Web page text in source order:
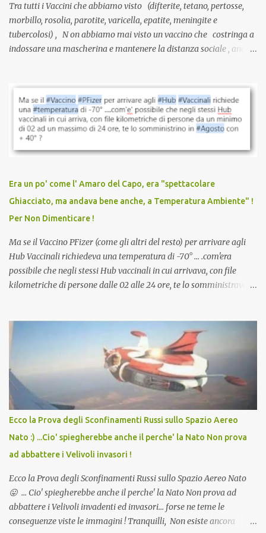
Tra tutti i Vaccini che abbiamo visto (difterite, tetano, pertosse,
morbillo, rosolia, parotite, varicella, epatite, meningite e
tubercolosi) , N on abbiamo mai visto un vaccino che costringa a
indossare una mascherina e mantenere la distanza sociale , anche
vaccinazione. Non avevamo mai sentito parlare di ricompense,
sconti, incentivi per vaccinarsi. Non avevamo mai visto
discriminazioni per coloro che non l’hanno fatto. Se non sei stato
vaccinato, nessuno aveva prima cercato di farti sentire una
persona cattiva. Non avevamo mai visto un vaccino che minacci le
vaccino usato per minacciare i mezzi di sussistenza, il lavoro o la
scuola. Non avevamo mai visto un vaccino che permettesse a un
dodicenne di ignorare il consenso dei genitori. Dopo tutti i vaccini
che abbiamo elencato sopra...
Era un po' come l' Amaro del Capo, era "spettacolare
Ghiacciato, ma andava bene anche, a Temperatura Ambiente" !
Per Non Dimenticare !
Ma se il Vaccino PFizer (come gli altri del resto) per arrivare agli
Hub Vaccinali richiedeva una temperatura di -70° ... .com'era
possibile che negli stessi Hub vaccinali in cui arrivava, con file
kilometriche di persone dalle 02 alle 24 ore, te lo somministravano
Vaccino come: l' Amaro del Capo, era "spettacolare Ghiacciato, ma
andava bene anche, a Temperatura Ambiente"! Riproponiamo
l'articolo per NON Dimenticare!
Ecco la Prova degli Sconfinamenti Russi sullo Spazio Aereo
Nato :) ...Cio' spiegherebbe anche il perche' la Nato Non prova
ad abbattere i Velivoli invasori !
Ecco la Prova degli Sconfinamenti Russi sullo Spazio Aereo Nato
😛 ... Cio' spiegherebbe anche il perche' la Nato Non prova ad
abbattere i Velivoli invadenti ed invasori... forse ne teme le
conseguenze viste le immagini ! Tranquilli, Non esiste ancora